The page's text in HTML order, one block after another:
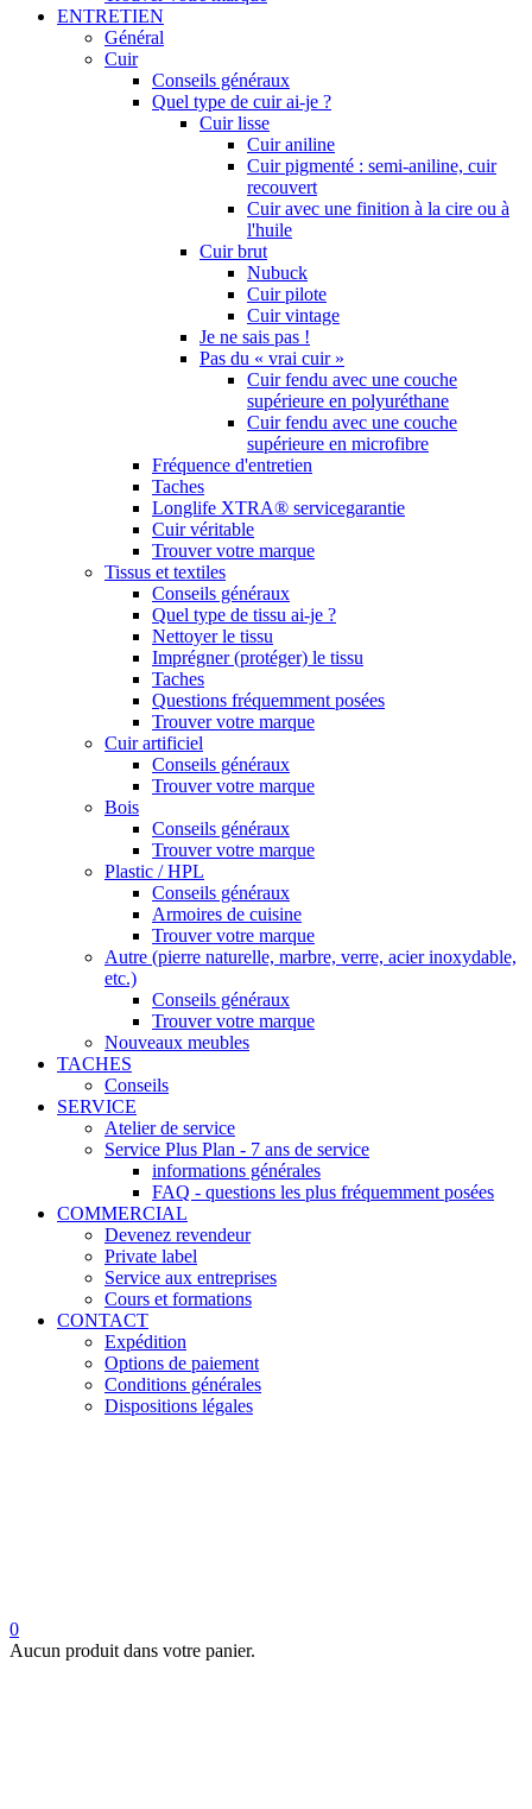
ENTRETIEN
Général
Cuir
Conseils généraux
Quel type de cuir ai-je ?
Cuir lisse
Cuir aniline
Cuir pigmenté : semi-aniline, cuir
recouvert
Cuir avec une finition à la cire ou à
l'huile
Cuir brut
Nubuck
Cuir pilote
Cuir vintage
Je ne sais pas !
Pas du « vrai cuir »
Cuir fendu avec une couche
supérieure en polyuréthane
Cuir fendu avec une couche
supérieure en microfibre
Fréquence d'entretien
Taches
Longlife XTRA® servicegarantie
Cuir véritable
Trouver votre marque
Tissus et textiles
Conseils généraux
Quel type de tissu ai-je ?
Nettoyer le tissu
Imprégner (protéger) le tissu
Taches
Questions fréquemment posées
Trouver votre marque
Cuir artificiel
Conseils généraux
Trouver votre marque
Bois
Conseils généraux
Trouver votre marque
Plastic / HPL
Conseils généraux
Armoires de cuisine
Trouver votre marque
Autre (pierre naturelle, marbre, verre, acier inoxydable,
etc.)
Conseils généraux
Trouver votre marque
Nouveaux meubles
TACHES
Conseils
SERVICE
Atelier de service
Service Plus Plan - 7 ans de service
informations générales
FAQ - questions les plus fréquemment posées
COMMERCIAL
Devenez revendeur
Private label
Service aux entreprises
Cours et formations
CONTACT
Expédition
Options de paiement
Conditions générales
Dispositions légales
0
Aucun produit dans votre panier.